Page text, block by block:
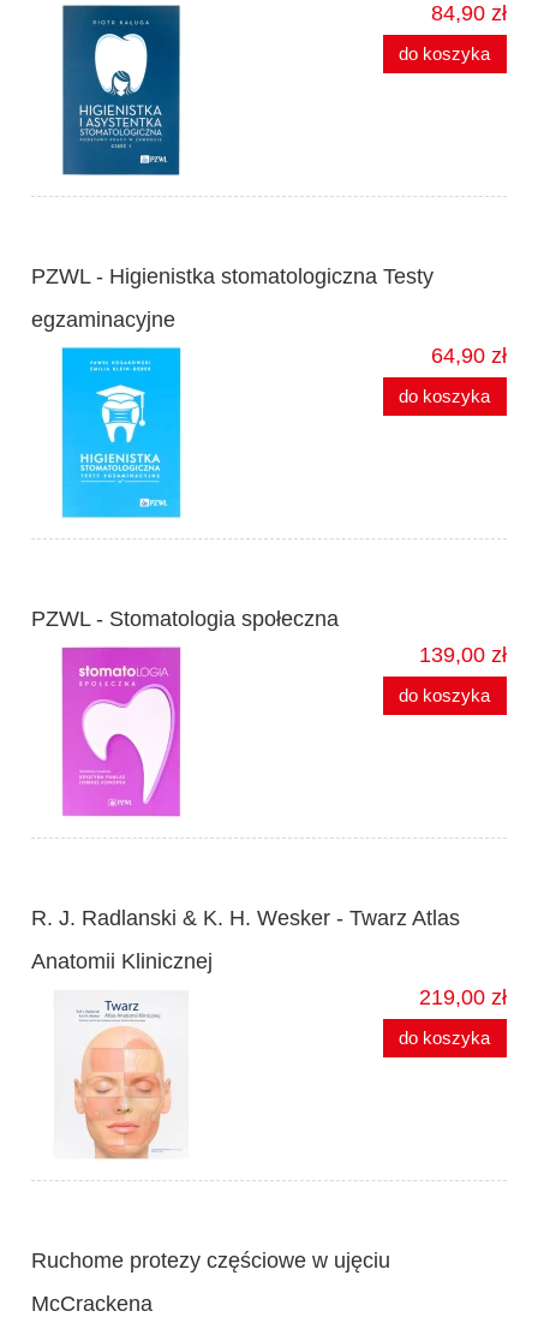
84,90 zł
do koszyka
PZWL - Higienistka stomatologiczna Testy
egzaminacyjne
64,90 zł
do koszyka
PZWL - Stomatologia społeczna
139,00 zł
do koszyka
R. J. Radlanski & K. H. Wesker - Twarz Atlas
Anatomii Klinicznej
219,00 zł
do koszyka
Ruchome protezy częściowe w ujęciu
McCrackena